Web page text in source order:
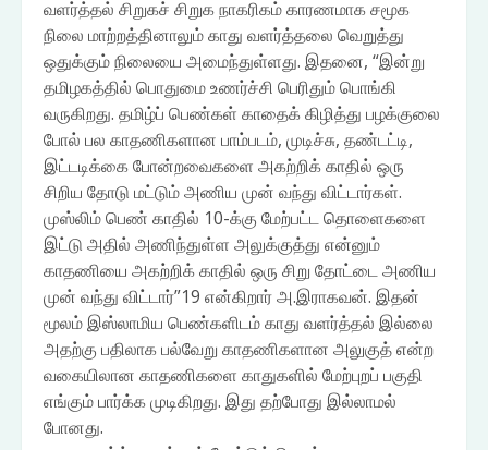
வளர்த்தல் சிறுகச் சிறுக நாகரிகம் காரணமாக சமூக
நிலை மாற்றத்தினாலும் காது வளர்த்தலை வெறுத்து
ஒதுக்கும் நிலையை அமைந்துள்ளது. இதனை, “இன்று
தமிழகத்தில் பொதுமை உணர்ச்சி பெரிதும் பொங்கி
வருகிறது. தமிழ்ப் பெண்கள் காதைக் கிழித்து பழக்குலை
போல் பல காதணிகளான பாம்படம், முடிச்சு, தண்டட்டி,
இட்டடிக்கை போன்றவைகளை அகற்றிக் காதில் ஒரு
சிறிய தோடு மட்டும் அணிய முன் வந்து விட்டார்கள்.
முஸ்லிம் பெண் காதில் 10-க்கு மேற்பட்ட தொளைகளை
இட்டு அதில் அணிந்துள்ள அலுக்குத்து என்னும்
காதணியை அகற்றிக் காதில் ஒரு சிறு தோட்டை அணிய
முன் வந்து விட்டார்”19 என்கிறார் அ.இராகவன். இதன்
மூலம் இஸ்லாமிய பெண்களிடம் காது வளர்த்தல் இல்லை
அதற்கு பதிலாக பல்வேறு காதணிகளான அலுகுத் என்ற
வகையிலான காதணிகளை காதுகளில் மேற்புறப் பகுதி
எங்கும் பார்க்க முடிகிறது. இது தற்போது இல்லாமல்
போனது.